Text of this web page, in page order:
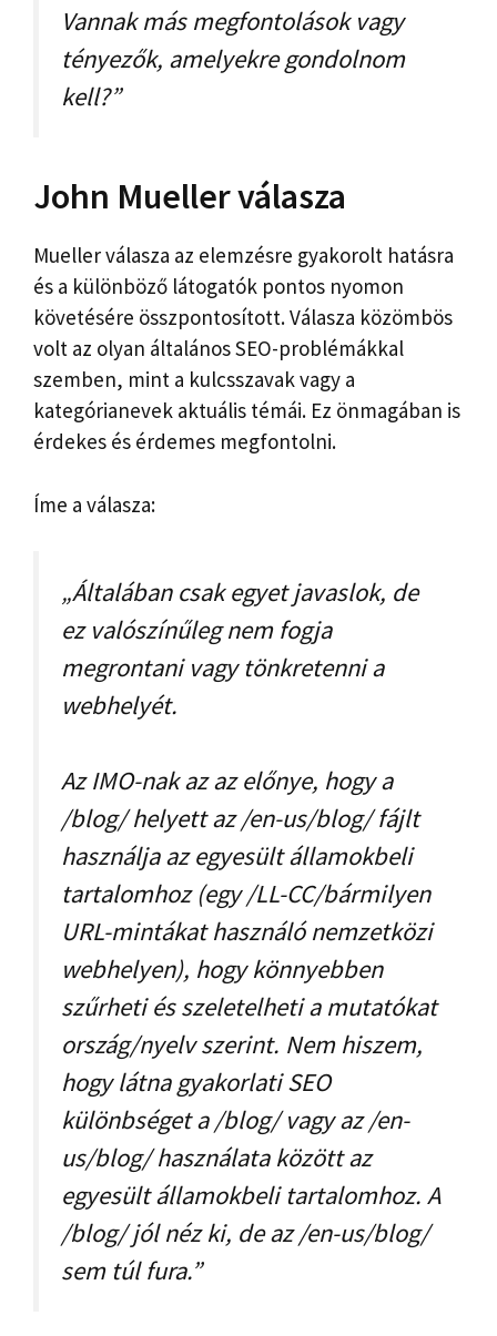
Vannak más megfontolások vagy
tényezők, amelyekre gondolnom
kell?”
John Mueller válasza
Mueller válasza az elemzésre gyakorolt ​​hatásra
és a különböző látogatók pontos nyomon
követésére összpontosított. Válasza közömbös
volt az olyan általános SEO-problémákkal
szemben, mint a kulcsszavak vagy a
kategórianevek aktuális témái. Ez önmagában is
érdekes és érdemes megfontolni.
Íme a válasza:
„Általában csak egyet javaslok, de
ez valószínűleg nem fogja
megrontani vagy tönkretenni a
webhelyét.
Az IMO-nak az az előnye, hogy a
/blog/ helyett az /en-us/blog/ fájlt
használja az egyesült államokbeli
tartalomhoz (egy /LL-CC/bármilyen
URL-mintákat használó nemzetközi
webhelyen), hogy könnyebben
szűrheti és szeletelheti a mutatókat
ország/nyelv szerint. Nem hiszem,
hogy látna gyakorlati SEO
különbséget a /blog/ vagy az /en-
us/blog/ használata között az
egyesült államokbeli tartalomhoz. A
/blog/ jól néz ki, de az /en-us/blog/
sem túl fura.”